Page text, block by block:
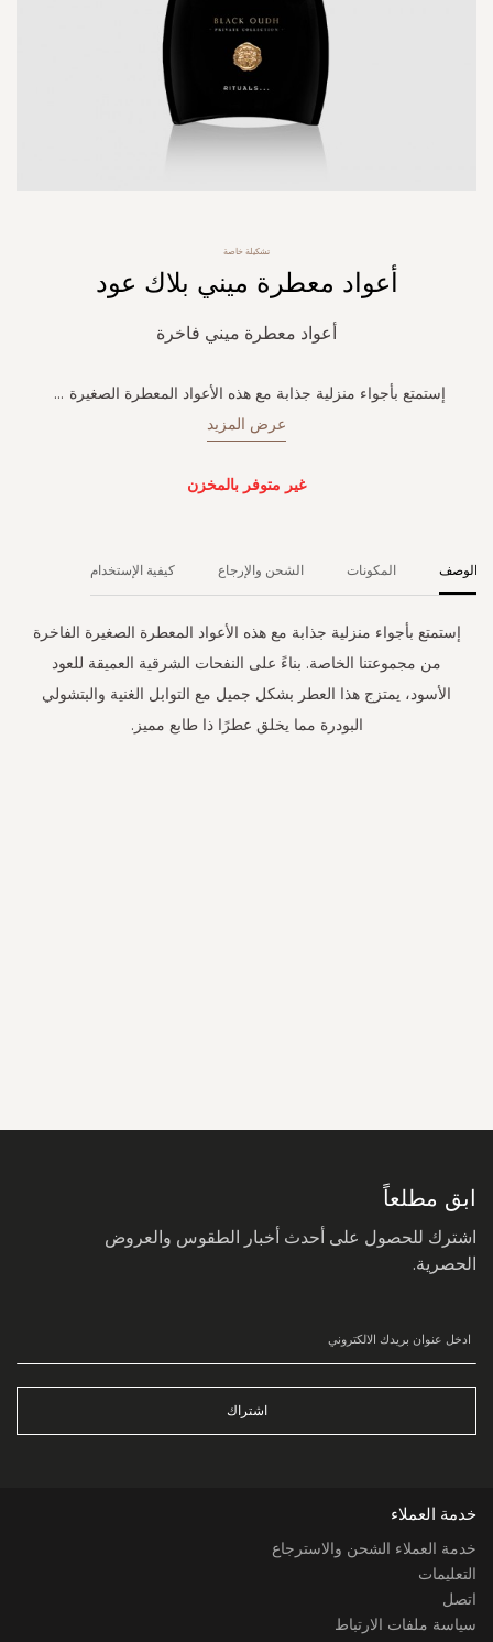
gallery
تشكيلة خاصة
أعواد معطرة ميني بلاك عود
أعواد معطرة ميني فاخرة
إستمتع بأجواء منزلية جذابة مع هذه الأعواد المعطرة الصغيرة ...
عرض المزيد
غير متوفر بالمخزن
الوصف
إستمتع بأجواء منزلية جذابة مع هذه الأعواد المعطرة الصغيرة الفاخرة
من مجموعتنا الخاصة. بناءً على النفحات الشرقية العميقة للعود
الأسود، يمتزج هذا العطر بشكل جميل مع التوابل الغنية والبتشولي
البودرة مما يخلق عطرًا ذا طابع مميز.
المكونات الشحن والإرجاع كيفية الإستخدام
ابق مطلعاً
اشترك للحصول على أحدث أخبار الطقوس والعروض
الحصرية.
اشتراك
خدمة العملاء
خدمة العملاء الشحن والاسترجاع
التعليمات
اتصل
سياسة ملفات الارتباط